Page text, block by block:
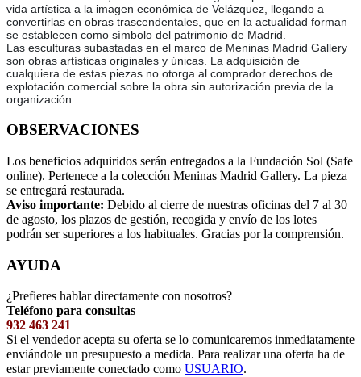
vida artística a la imagen económica de Velázquez, llegando a
convertirlas en obras trascendentales, que en la actualidad forman
se establecen como símbolo del patrimonio de Madrid.
Las esculturas subastadas en el marco de Meninas Madrid Gallery
son obras artísticas originales y únicas. La adquisición de
cualquiera de estas piezas no otorga al comprador derechos de
explotación comercial sobre la obra sin autorización previa de la
organización.
OBSERVACIONES
Los beneficios adquiridos serán entregados a la Fundación Sol (Safe
online). Pertenece a la colección Meninas Madrid Gallery. La pieza
se entregará restaurada.
Aviso importante: Debido al cierre de nuestras oficinas del 7 al 30
de agosto, los plazos de gestión, recogida y envío de los lotes
podrán ser superiores a los habituales. Gracias por la comprensión.
AYUDA
¿Prefieres hablar directamente con nosotros?
Teléfono para consultas
932 463 241
Si el vendedor acepta su oferta se lo comunicaremos inmediatamente
enviándole un presupuesto a medida. Para realizar una oferta ha de
estar previamente conectado como USUARIO.